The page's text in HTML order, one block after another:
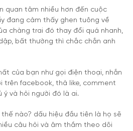
quan tâm nhiều hơn đến cuộc
đang cảm thấy ghen tuông về
chàng trai đó thay đổi quá nhanh,
bất thường thì chắc chắn anh
của bạn như gọi điện thoại, nhắn
trên facebook, thả like, comment
ý và hỏi người đó là ai.
nào? dấu hiệu đầu tiên là họ sẽ
câu hỏi và âm thầm theo dõi